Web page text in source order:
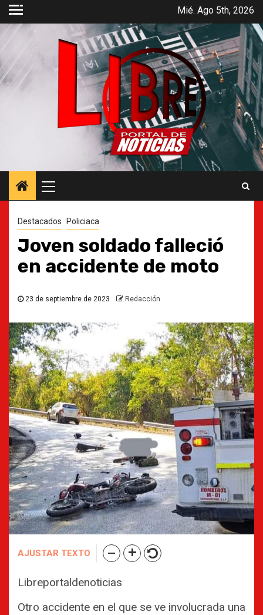
Saltar
contenido
Mié. Ago 5th, 2026
principal
Destacados Policiaca
Joven soldado falleció
en accidente de moto
23 de septiembre de 2023 Redacción
AJUSTAR TEXTO
Libreportaldenoticias
Otro accidente en el que se ve involucrada una